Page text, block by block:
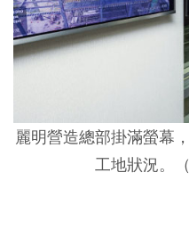
麗明營造總部掛滿螢幕
工地狀況。